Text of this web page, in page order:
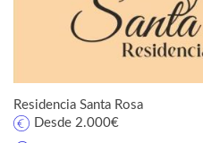
Residencia Santa Rosa
Desde 2.000€